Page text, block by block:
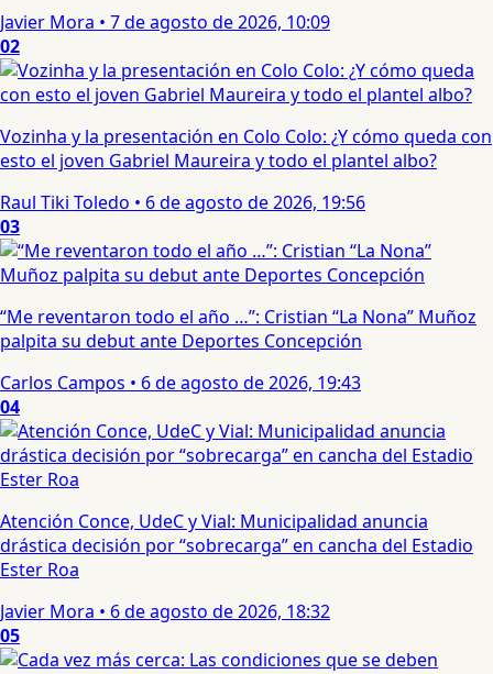
Javier Mora • 7 de agosto de 2026, 10:09
02
Vozinha y la presentación en Colo Colo: ¿Y cómo queda con
esto el joven Gabriel Maureira y todo el plantel albo?
Raul Tiki Toledo • 6 de agosto de 2026, 19:56
03
“Me reventaron todo el año …”: Cristian “La Nona” Muñoz
palpita su debut ante Deportes Concepción
Carlos Campos • 6 de agosto de 2026, 19:43
04
Atención Conce, UdeC y Vial: Municipalidad anuncia
drástica decisión por “sobrecarga” en cancha del Estadio
Ester Roa
Javier Mora • 6 de agosto de 2026, 18:32
05